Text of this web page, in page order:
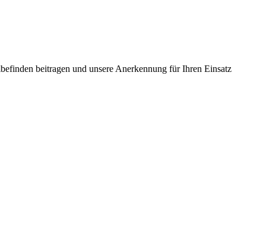
beitragen und unsere Anerkennung für Ihren Einsatz